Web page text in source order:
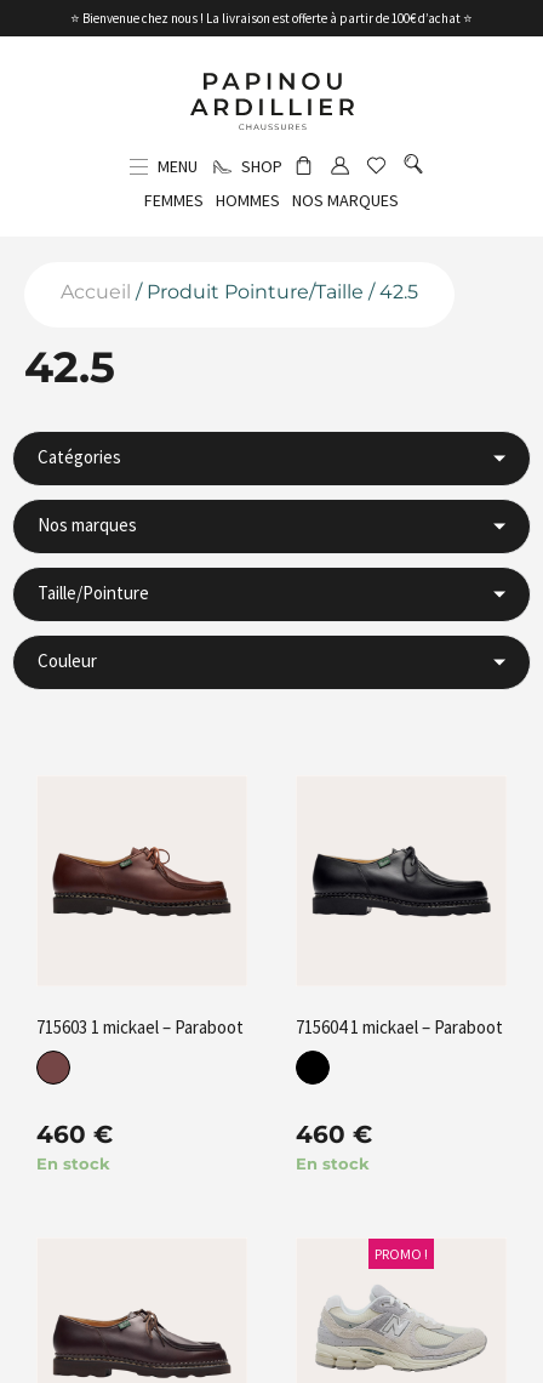
⭐ Bienvenue chez nous ! La livraison est offerte à partir de 100€ d’achat ⭐
MENU
SHOP
FEMMES
HOMMES NOS MARQUES
Accueil / Produit Pointure/Taille / 42.5
42.5
Catégories
Nos marques
Taille/Pointure
Couleur
715603 1 mickael – Paraboot
460 €
En stock
715604 1 mickael – Paraboot
460 €
En stock
PROMO !